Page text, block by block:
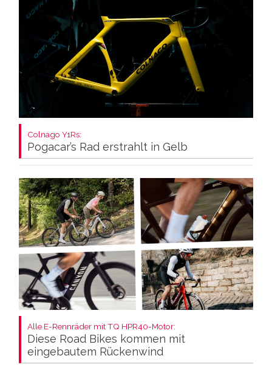
Colnago Y1Rs:
Pogacar’s Rad erstrahlt in Gelb
Alle E-Rennräder mit TQ HPR40-Motor:
Diese Road Bikes kommen mit
eingebautem Rückenwind